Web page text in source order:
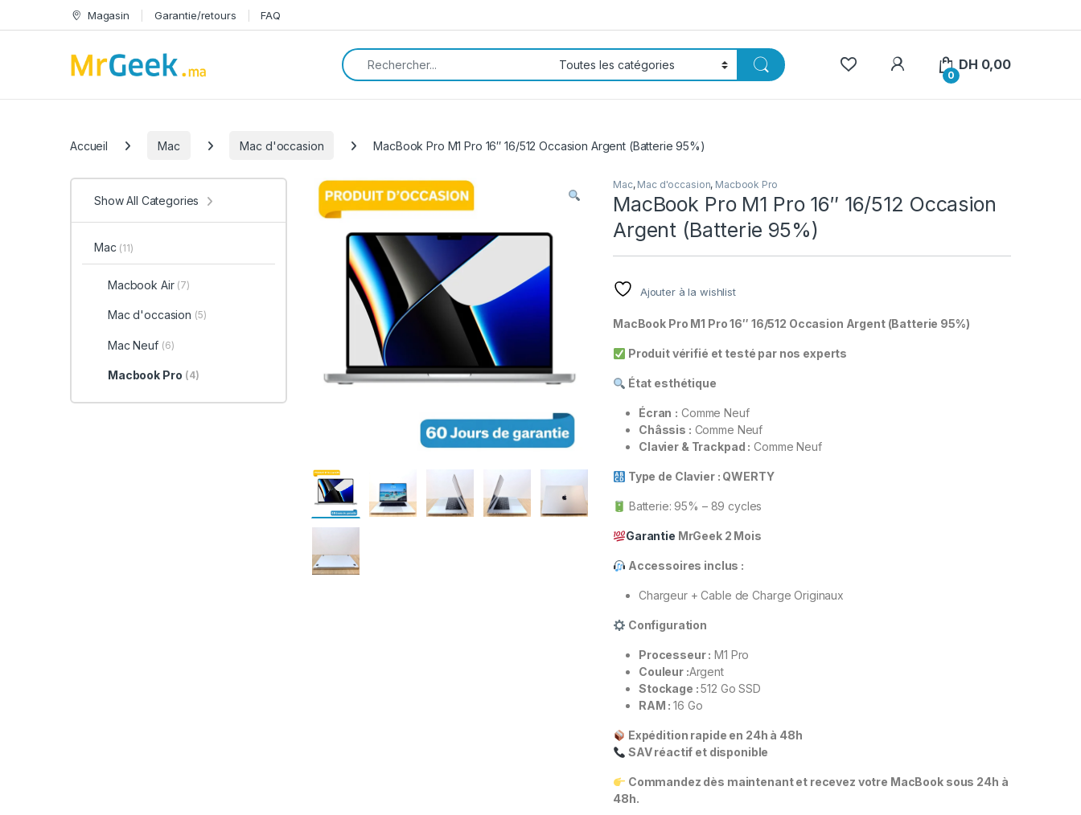
Skip to navigation
Skip to content Magasin Garantie/retours FAQ
Search for:
My Account
0
DH 0,00
Accueil Mac Mac d'occasion MacBook Pro M1 Pro 16″ 16/512 Occasion Argent (Batterie 95%)
Mac, Mac d'occasion, Macbook Pro
MacBook Pro M1 Pro 16″ 16/512 Occasion
Argent (Batterie 95%)
Ajouter à la wishlist
MacBook Pro M1 Pro 16″ 16/512 Occasion Argent (Batterie 95%)
Produit vérifié et testé par nos experts
État esthétique
Écran : Comme Neuf
Châssis : Comme Neuf
Clavier & Trackpad : Comme Neuf
Type de Clavier : QWERTY
Batterie: 95% – 89 cycles
Garantie MrGeek 2 Mois
Accessoires inclus :
Chargeur + Cable de Charge Originaux
Configuration
Processeur : M1 Pro
Couleur :Argent
Stockage :512 Go SSD
RAM :16 Go
Expédition rapide en 24h à 48h
SAV réactif et disponible
Commandez dès maintenant et recevez votre MacBook sous 24h à
48h.
Show All Categories
Mac (11)
Macbook Air (7)
Mac d'occasion (5)
Mac Neuf (6)
Macbook Pro (4)